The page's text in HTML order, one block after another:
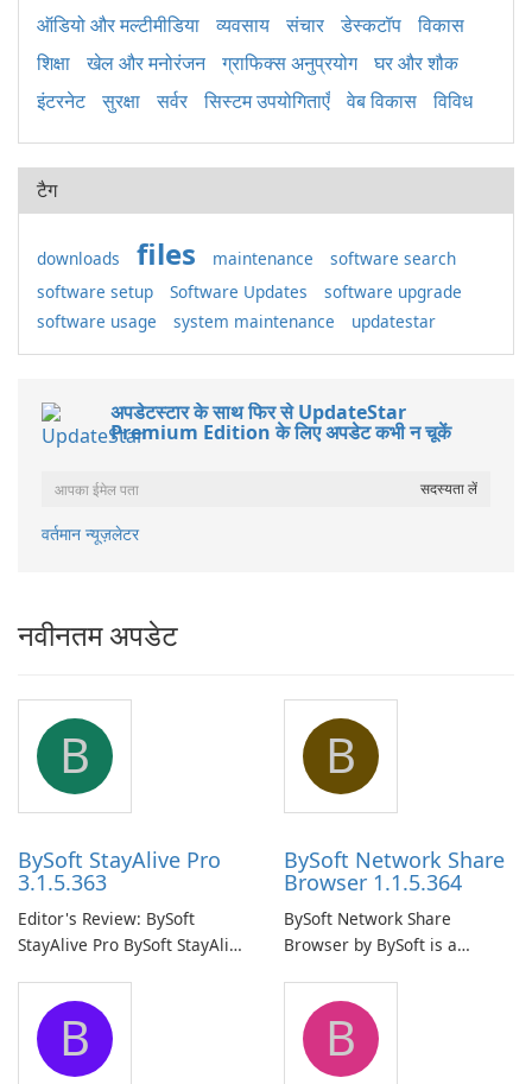
ऑडियो और मल्टीमीडिया व्यवसाय संचार डेस्कटॉप
विकास
शिक्षा
खेल और मनोरंजन ग्राफिक्स अनुप्रयोग
घर और शौक
इंटरनेट
सुरक्षा सर्वर सिस्टम उपयोगिताएँ वेब विकास विविध
टैग
downloads files maintenance
software search
software setup
Software Updates
software upgrade
software usage
system maintenance updatestar
अपडेटस्टार के साथ फिर से UpdateStar
Premium Edition के लिए अपडेट कभी न चूकें
वर्तमान न्यूज़लेटर
नवीनतम अपडेट
B
BySoft StayAlive Pro
3.1.5.363
Editor's Review: BySoft
StayAlive Pro BySoft StayAlive
application designed to
ensure the continuous and
uninterrupted operation of
your computer system.
B
BySoft Network Share
Browser 1.1.5.364
BySoft Network Share
Browser by BySoft is a
application that allows users
to easily browse and manage
shared folders on their
network.
B B